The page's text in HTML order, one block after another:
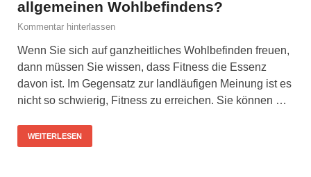
allgemeinen Wohlbefindens?
Kommentar hinterlassen
Wenn Sie sich auf ganzheitliches Wohlbefinden freuen,
dann müssen Sie wissen, dass Fitness die Essenz
davon ist. Im Gegensatz zur landläufigen Meinung ist es
nicht so schwierig, Fitness zu erreichen. Sie können …
WEITERLESEN